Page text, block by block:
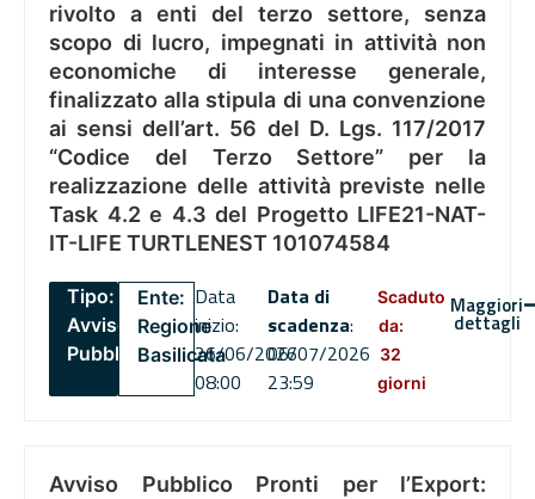
rivolto a enti del terzo settore, senza
scopo di lucro, impegnati in attività non
economiche di interesse generale,
finalizzato alla stipula di una convenzione
ai sensi dell’art. 56 del D. Lgs. 117/2017
“Codice del Terzo Settore” per la
realizzazione delle attività previste nelle
Task 4.2 e 4.3 del Progetto LIFE21-NAT-
IT-LIFE TURTLENEST 101074584
Tipo:
Avviso
Pubblico
Ente:
Regione
Basilicata
Data
inizio:
26/06/2026
08:00
Data di
scadenza:
06/07/2026
23:59
Scaduto
da:
32
giorni
Maggiori
dettagli
Avviso Pubblico Pronti per l’Export: